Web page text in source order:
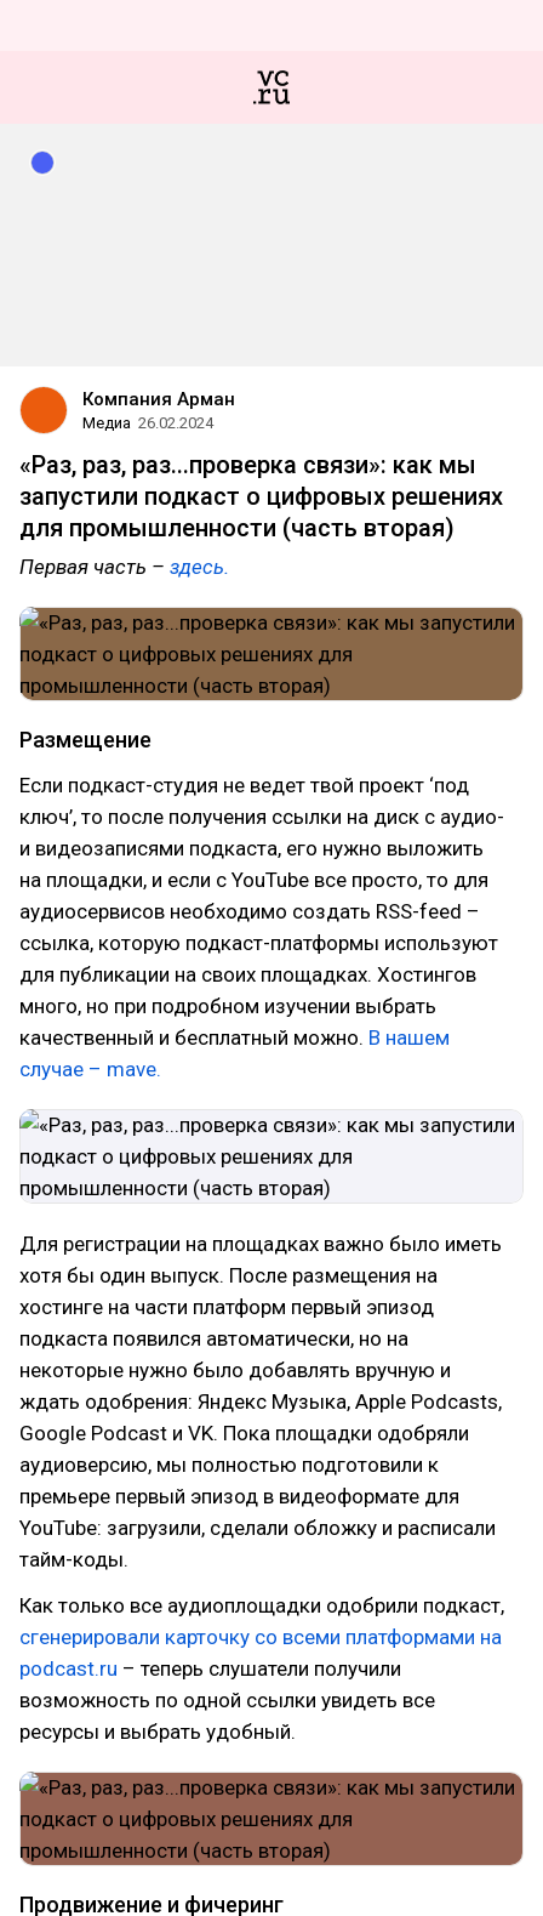
Компания Арман
Медиа 26.02.2024
«Раз, раз, раз...проверка связи»: как мы
запустили подкаст о цифровых решениях
для промышленности (часть вторая)
Первая часть – здесь.
Размещение
Если подкаст-студия не ведет твой проект ‘под
ключ’, то после получения ссылки на диск с аудио-
и видеозаписями подкаста, его нужно выложить
на площадки, и если с YouTube все просто, то для
аудиосервисов необходимо создать RSS-feed –
ссылка, которую подкаст-платформы используют
для публикации на своих площадках. Хостингов
много, но при подробном изучении выбрать
качественный и бесплатный можно. В нашем
случае – mave.
Для регистрации на площадках важно было иметь
хотя бы один выпуск. После размещения на
хостинге на части платформ первый эпизод
подкаста появился автоматически, но на
некоторые нужно было добавлять вручную и
ждать одобрения: Яндекс Музыка, Apple Podcasts,
Google Podcast и VK. Пока площадки одобряли
аудиоверсию, мы полностью подготовили к
премьере первый эпизод в видеоформате для
YouTube: загрузили, сделали обложку и расписали
тайм-коды.
Как только все аудиоплощадки одобрили подкаст,
сгенерировали карточку со всеми платформами на
podcast.ru – теперь слушатели получили
возможность по одной ссылки увидеть все
ресурсы и выбрать удобный.
Продвижение и фичеринг